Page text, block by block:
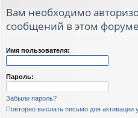
иВам необходимо
сообщений в этом
Имя пользователя:
Пароль:
Забыли пароль?
Повторно выслать письмо для активации